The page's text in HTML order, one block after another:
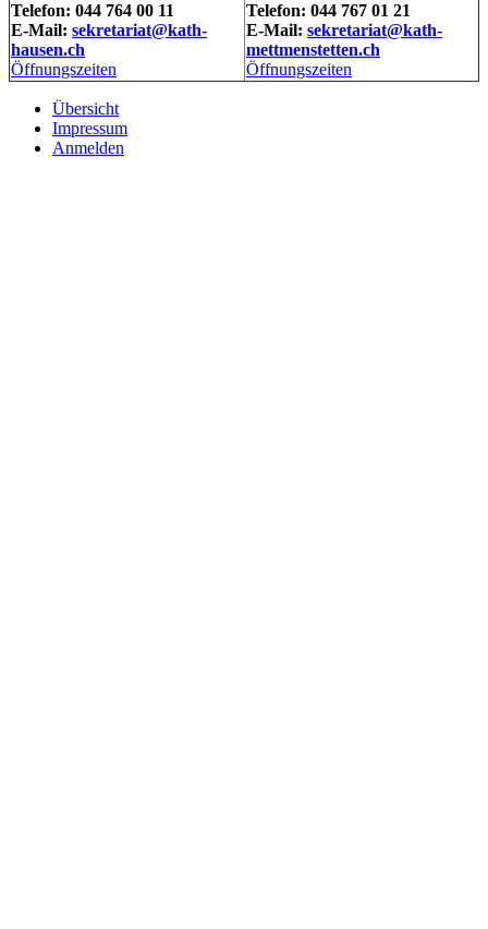
Telefon: 044 764 00 11
E-Mail: sekretariat@kath-
hausen.ch
Öffnungszeiten
Telefon: 044 767 01 21
E-Mail: sekretariat@kath-
mettmenstetten.ch
Öffnungszeiten
Übersicht
Impressum
Anmelden